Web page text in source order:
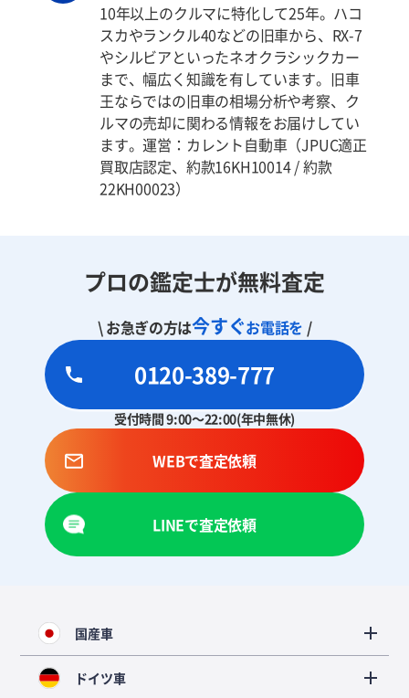
10年以上のクルマに特化して25年。ハコ
スカやランクル40などの旧車から、RX-7
やシルビアといったネオクラシックカー
まで、幅広く知識を有しています。旧車
王ならではの旧車の相場分析や考察、ク
ルマの売却に関わる情報をお届けしてい
ます。運営：カレント自動車（JPUC適正
買取店認定、約款16KH10014 / 約款
22KH00023）
プロの鑑定士が無料査定
\ お急ぎの方は今すぐお電話を /
0120-389-777
受付時間 9:00～22:00(年中無休)
WEBで査定依頼
LINEで査定依頼
国産車
ドイツ車